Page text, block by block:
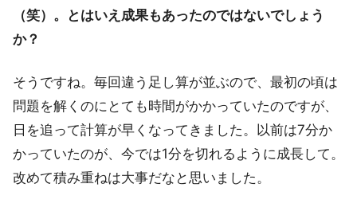
（笑）。とはいえ成果もあったのではないでしょう
か？
そうですね。毎回違う足し算が並ぶので、最初の頃は
問題を解くのにとても時間がかかっていたのですが、
日を追って計算が早くなってきました。以前は7分か
かっていたのが、今では1分を切れるように成長して。
改めて積み重ねは大事だなと思いました。